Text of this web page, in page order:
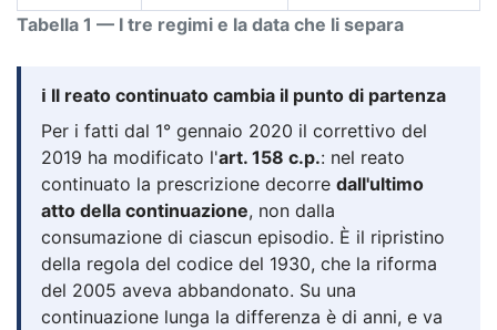
Tabella 1 — I tre regimi e la data che li separa
ℹ️ Il reato continuato cambia il punto di partenza
Per i fatti dal 1° gennaio 2020 il correttivo del
2019 ha modificato l'art. 158 c.p.: nel reato
continuato la prescrizione decorre dall'ultimo
atto della continuazione, non dalla
consumazione di ciascun episodio. È il ripristino
della regola del codice del 1930, che la riforma
del 2005 aveva abbandonato. Su una
continuazione lunga la differenza è di anni, e va